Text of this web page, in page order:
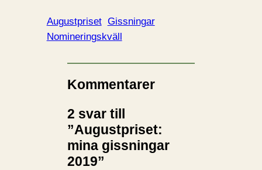
Augustpriset Gissningar
Nomineringskväll
Kommentarer
2 svar till
”Augustpriset:
mina gissningar
2019”